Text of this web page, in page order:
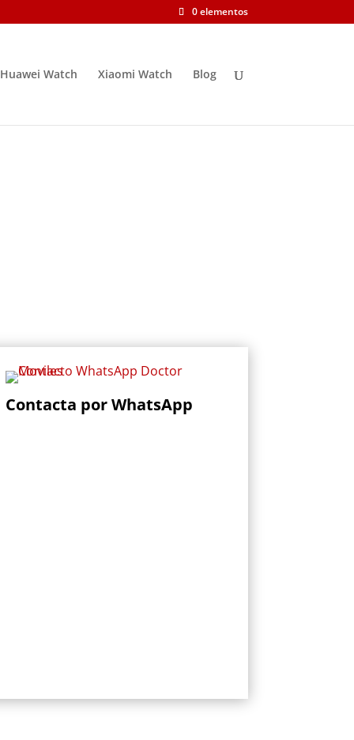
0 elementos
Huawei Watch Xiaomi Watch Blog
Contacta por WhatsApp